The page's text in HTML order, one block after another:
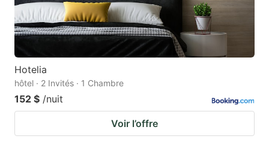
Hotelia
hôtel · 2 Invités · 1 Chambre
152 $ /nuit
Voir l’offre